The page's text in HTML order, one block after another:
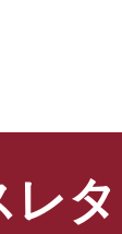
レ